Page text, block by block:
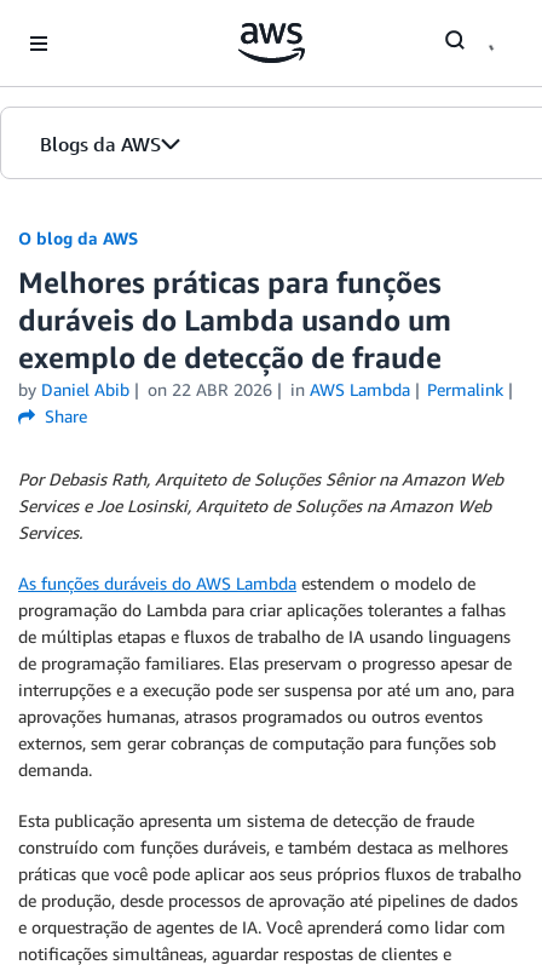
Blogs da AWS
Página inicial
Edições
O blog da AWS
Melhores práticas para funções
duráveis do Lambda usando um
exemplo de detecção de fraude
by Daniel Abib on 22 ABR 2026 in AWS Lambda
Permalink
Share
Por Debasis Rath, Arquiteto de Soluções Sênior na Amazon Web
Services e Joe Losinski, Arquiteto de Soluções na Amazon Web
Services.
As funções duráveis do AWS Lambda estendem o modelo de
programação do Lambda para criar aplicações tolerantes a falhas
de múltiplas etapas e fluxos de trabalho de IA usando linguagens
de programação familiares. Elas preservam o progresso apesar de
interrupções e a execução pode ser suspensa por até um ano, para
aprovações humanas, atrasos programados ou outros eventos
externos, sem gerar cobranças de computação para funções sob
demanda.
Esta publicação apresenta um sistema de detecção de fraude
construído com funções duráveis, e também destaca as melhores
práticas que você pode aplicar aos seus próprios fluxos de trabalho
de produção, desde processos de aprovação até pipelines de dados
e orquestração de agentes de IA. Você aprenderá como lidar com
notificações simultâneas, aguardar respostas de clientes e